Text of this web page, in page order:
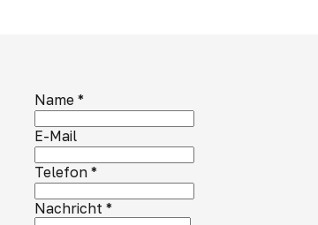
Name *
E-Mail
Telefon *
Nachricht *